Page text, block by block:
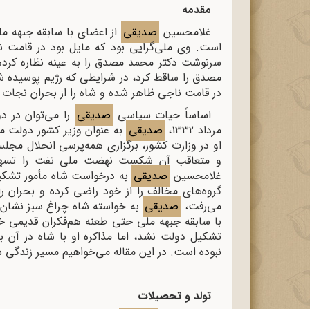
مقدمه
غلامحسین صدیقی از اعضای با سابقه جبهه
است. وی ملی‌گرایی بود که مایل بود در قامت
سرنوشت دکتر محمد مصدق را به عینه نظاره
مصدق را ساقط کرد، در شرایطی که رژیم
در قامت ناجی ظاهر شده و شاه را از بحران
اساساً حیات سیاسی صدیقی
مرداد 1332،
صدیقی به عنوان وزیر کشور دولت
او در وزارت کشور، برگزاری همه‌پرسی انحلال
غلامحسین صدیقی به درخواست شاه مأمور
گروه‌های مخالف را از خود راضی کرده و
می‌رفت، صدیقی به خواسته شاه چراغ سبز
با سابقه جبهه ملی حتی طعنه هم‌فکران قدیمی
تشکیل دولت نشد، اما مذاکره او با شاه در
نبوده است. در این مقاله می‌خواهیم مسیر
تولد و تحصیلات